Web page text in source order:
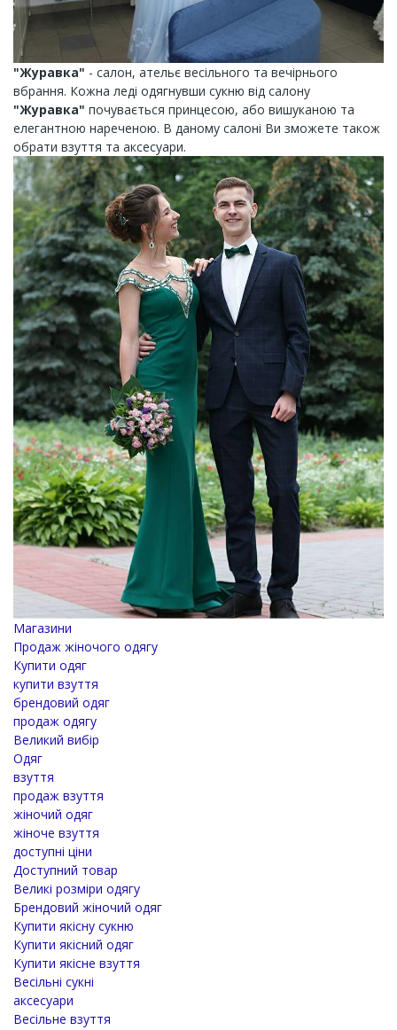
"Журавка" - салон, ательє весільного та вечірнього
вбрання. Кожна леді одягнувши сукню від салону
"Журавка" почувається принцесою, або вишуканою та
елегантною нареченою. В даному салоні Ви зможете також
обрати взуття та аксесуари.
Магазини
Продаж жіночого одягу
Купити одяг
купити взуття
брендовий одяг
продаж одягу
Великий вибір
Одяг
взуття
продаж взуття
жіночий одяг
жіноче взуття
доступні ціни
Доступний товар
Великі розміри одягу
Брендовий жіночий одяг
Купити якісну сукню
Купити якісний одяг
Купити якісне взуття
Весільні сукні
аксесуари
Весільне взуття